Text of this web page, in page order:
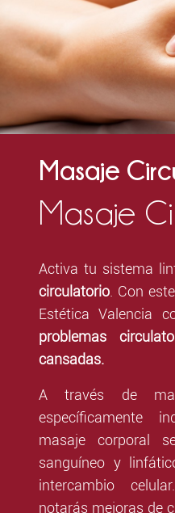
Masaje
Masaje
Activa tu sistema
circulatorio . Con
Estética Valencia
problemas
cansadas.
A través de
específicamente
masaje corporal
sanguíneo y
intercambio
notarás mejoras de